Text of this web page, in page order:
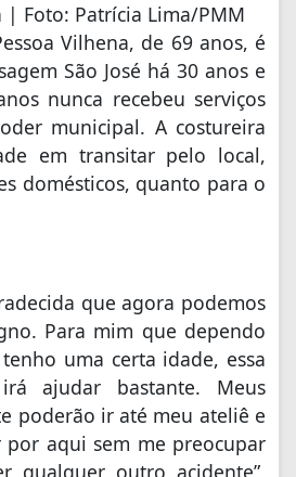
| Foto: Patrícia Lima/PMM
Vilhena, de 69 anos, é
São José há 30 anos e
nunca recebeu serviços
municipal. A costureira
em transitar pelo local,
domésticos, quanto para o
que agora podemos
Para mim que dependo
uma certa idade, essa
ajudar bastante. Meus
poderão ir até meu ateliê e
aqui sem me preocupar